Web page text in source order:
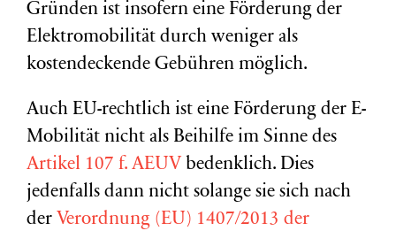
Gründen ist insofern eine Förderung der
Elektromobilität durch weniger als
kostendeckende Gebühren möglich.
Auch EU-rechtlich ist eine Förderung der E-
Mobilität nicht als Beihilfe im Sinne des
Artikel 107 f. AEUV bedenklich. Dies
jedenfalls dann nicht solange sie sich nach
der Verordnung (EU) 1407/2013 der